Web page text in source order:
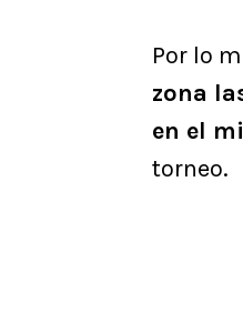
Por lo
zona
en el
torneo.